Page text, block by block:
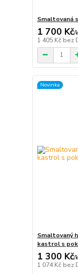
Smaltovaná
1 700 Kč/
1 405 Kč bez
Novinka
Smaltovaný
kastrol s
1 300 Kč/
1 074 Kč bez